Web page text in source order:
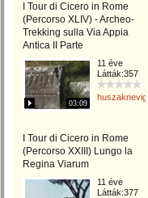
I Tour di Cicero in Rome
(Percorso XLIV) - Archeo-
Trekking sulla Via Appia
Antica II Parte
03:09
11 éve
Látták:357
I Tour di Cicero in Rome
(Percorso XXIII) Lungo la
Regina Viarum
11 éve
Látták:377